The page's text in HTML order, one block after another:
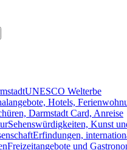
UNESCO Welterbe
Hotels,
Darmstadt Card, Anreise
Sehenswürdigkeiten, Kunst
Erfindungen,
Freizeitangebote und